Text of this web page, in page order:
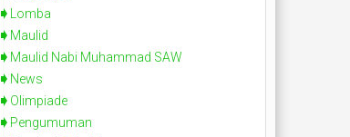
Lomba
Maulid
Maulid Nabi Muhammad SAW
News
Olimpiade
Pengumuman